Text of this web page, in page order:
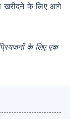
खरीदने के लिए आगे
के लिए एक